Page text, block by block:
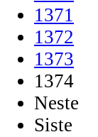
1371
1372
1373
1374
Neste
Siste